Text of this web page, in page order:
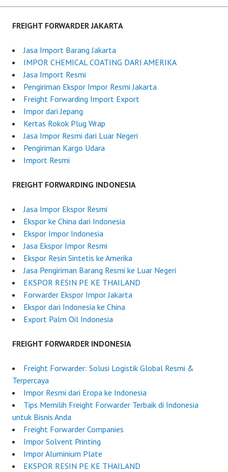
t
9
a
d
FREIGHT FORWARDER JAKARTA
Jasa Import Barang Jakarta
IMPOR CHEMICAL COATING DARI AMERIKA
Jasa Import Resmi
Pengiriman Ekspor Impor Resmi Jakarta
Freight Forwarding Import Export
Impor dari Jepang
Kertas Rokok Plug Wrap
Jasa Impor Resmi dari Luar Negeri
Pengiriman Kargo Udara
Import Resmi
FREIGHT FORWARDING INDONESIA
Jasa Impor Ekspor Resmi
Ekspor ke China dari Indonesia
Ekspor Impor Indonesia
Jasa Ekspor Impor Resmi
Ekspor Resin Sintetis ke Amerika
Jasa Pengiriman Barang Resmi ke Luar Negeri
EKSPOR RESIN PE KE THAILAND
Forwarder Ekspor Impor Jakarta
Ekspor dari Indonesia ke China
Export Palm Oil Indonesia
FREIGHT FORWARDER INDONESIA
Freight Forwarder: Solusi Logistik Global Resmi &
Terpercaya
Impor Resmi dari Eropa ke Indonesia
Tips Memilih Freight Forwarder Terbaik di Indonesia
untuk Bisnis Anda
Freight Forwarder Companies
Impor Solvent Printing
Impor Aluminium Plate
EKSPOR RESIN PE KE THAILAND